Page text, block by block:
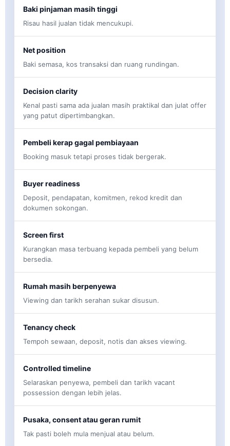
Baki pinjaman masih tinggi
Risau hasil jualan tidak mencukupi.
Net position
Baki semasa, kos transaksi dan ruang rundingan.
Decision clarity
Kenal pasti sama ada jualan masih praktikal dan julat offer
yang patut dipertimbangkan.
Pembeli kerap gagal pembiayaan
Booking masuk tetapi proses tidak bergerak.
Buyer readiness
Deposit, pendapatan, komitmen, rekod kredit dan
dokumen sokongan.
Screen first
Kurangkan masa terbuang kepada pembeli yang belum
bersedia.
Rumah masih berpenyewa
Viewing dan tarikh serahan sukar disusun.
Tenancy check
Tempoh sewaan, deposit, notis dan akses viewing.
Controlled timeline
Selaraskan penyewa, pembeli dan tarikh vacant
possession dengan lebih jelas.
Pusaka, consent atau geran rumit
Tak pasti boleh mula menjual atau belum.